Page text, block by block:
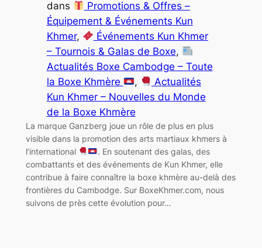
dans
Promotions & Offres –
Équipement & Événements Kun
Khmer,
Événements Kun Khmer
– Tournois & Galas de Boxe,
Actualités Boxe Cambodge – Toute
la Boxe Khmère
,
Actualités
Kun Khmer – Nouvelles du Monde
de la Boxe Khmère
La marque Ganzberg joue un rôle de plus en plus
visible dans la promotion des arts martiaux khmers à
l’international
. En soutenant des galas, des
combattants et des événements de Kun Khmer, elle
contribue à faire connaître la boxe khmère au-delà des
frontières du Cambodge. Sur BoxeKhmer.com, nous
suivons de près cette évolution pour…